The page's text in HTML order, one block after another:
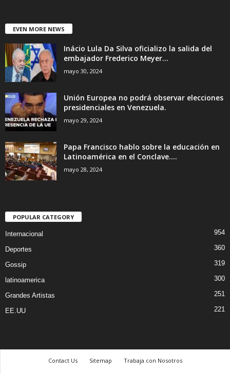
EVEN MORE NEWS
Inácio Lula Da Silva oficializo la salida del
embajador Frederico Meyer...
mayo 30, 2024
Unión Europea no podrá observar elecciones
presidenciales en Venezuela.
mayo 29, 2024
Papa Francisco hablo sobre la educación en
Latinoamérica en el Conclave....
mayo 28, 2024
POPULAR CATEGORY
Internacional 954
Deportes 360
Gossip 319
latinoamerica 300
Grandes Artistas 251
EE.UU 221
Contact Us Sitemap
Trabaja con Nosotros